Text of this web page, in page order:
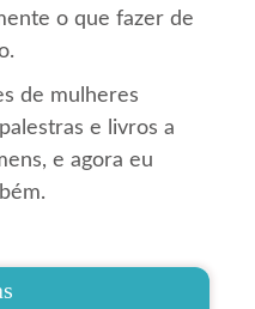
o que fazer de
de mulheres
e livros a
e agora eu